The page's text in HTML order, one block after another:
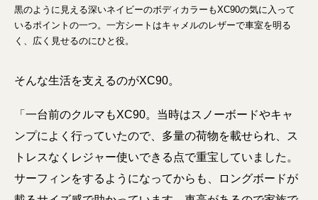
黒のように見える深いネイビーのボディカラーもXC90の気に入って
いるポイントの一つ。一方シートはキャメルのレザーで車室を明る
く、広く見せるのにひと役。
そんな生活を支えるのがXC90。
「一台前のクルマもXC90。当時はスノーボードやキャ
ンプによく行っていたので、多量の荷物を載せられ、ス
トレスなくレジャー使いできる点で重宝していました。
サーフィンをするようになってからも、ロングボードが